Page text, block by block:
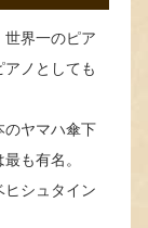
界一のピア
アノとしても
ヤマハ傘下
も有名。
シュタイン